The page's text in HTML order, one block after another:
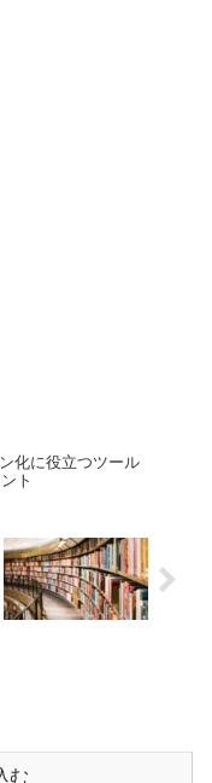
化に役立つツール
ト
む